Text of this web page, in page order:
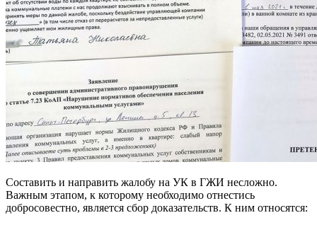
Составить и направить жалобу на УК в ГЖИ несложно.
Важным этапом, к которому необходимо отнестись
добросовестно, является сбор доказательств. К ним относятся: